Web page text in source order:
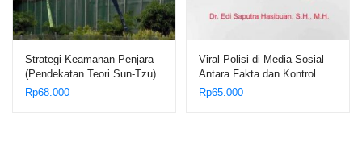
Strategi Keamanan Penjara
(Pendekatan Teori Sun-Tzu)
– Umar Anwar
Rp68.000
Viral Polisi di Media Sosial
Antara Fakta dan Kontrol
Sosial – Edi Saputra
Rp65.000